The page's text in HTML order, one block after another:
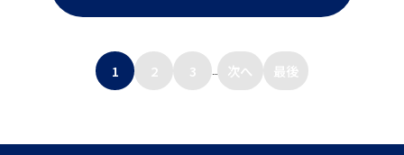
1 2 3 次へ 最後